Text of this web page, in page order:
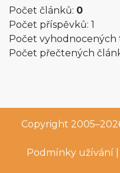
Počet článků: 0
Počet příspěvků: 1
Počet vyhodnocených
Počet přečtených
Copyright
Podmínky užívání